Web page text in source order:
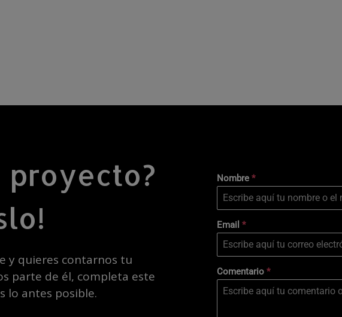
proyecto?
y quieres contarnos tu
parte de él, completa este
lo antes posible.
Nombre *
Email *
Comentario *